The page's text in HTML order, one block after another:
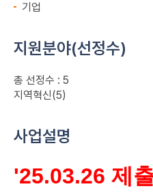
기업
지원분야(선정수)
총 선정수 : 5
지역혁신(5)
사업설명
'25.03.26 제